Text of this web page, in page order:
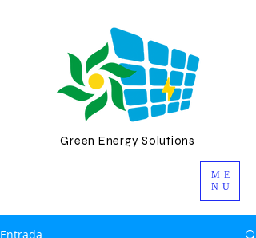
ME
NU
Green Energy Solutions
Entrada